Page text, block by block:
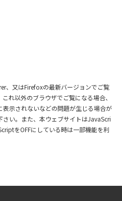
、又はFirefoxの最新バージョンでご覧
れ以外のブラウザでご覧になる場合、
示されないなどの問題が生じる場合が
い。また、本ウェブサイトはJavaScri
をOFFにしている時は一部機能を利